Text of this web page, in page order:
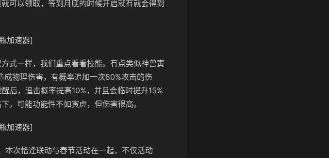
可以领取，等到月底的时候开启就有就会得到
加速器]
式一样，我们重点看看技能。有点类似神兽寅
成物理伤害，有概率追加一次80%攻击的伤
后，追击概率提高10%，并且会临时提升15%
，可能功能性不如寅虎，但伤害很高。
加速器]
次恰逢联动与春节活动在一起，不仅活动